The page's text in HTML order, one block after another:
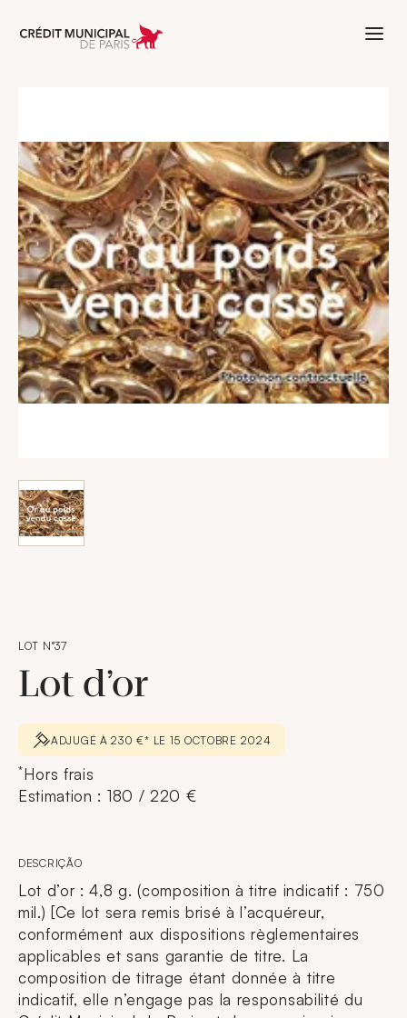
Aller à l'accueil de Crédit Municipal
LOT N°37
Lot d’or
ADJUGÉ À 230 €* LE 15 OCTOBRE 2024
*Hors frais
Estimation : 180 / 220 €
DESCRIÇÃO
Lot d’or : 4,8 g. (composition à titre indicatif : 750
mil.) [Ce lot sera remis brisé à l’acquéreur,
conformément aux dispositions règlementaires
applicables et sans garantie de titre. La
composition de titrage étant donnée à titre
indicatif, elle n’engage pas la responsabilité du